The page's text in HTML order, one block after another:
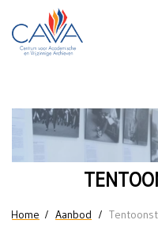
Naar de inhoud
U bent hier
Home Aanbod